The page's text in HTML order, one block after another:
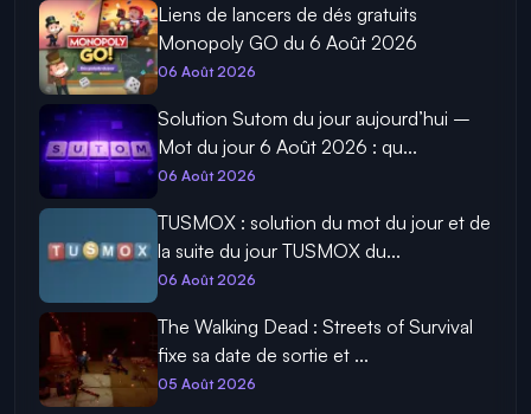
Liens de lancers de dés gratuits
Monopoly GO du 6 Août 2026
06 Août 2026
Solution Sutom du jour aujourd’hui –
Mot du jour 6 Août 2026 : qu...
06 Août 2026
TUSMOX : solution du mot du jour et de
la suite du jour TUSMOX du...
06 Août 2026
The Walking Dead : Streets of Survival
fixe sa date de sortie et ...
05 Août 2026